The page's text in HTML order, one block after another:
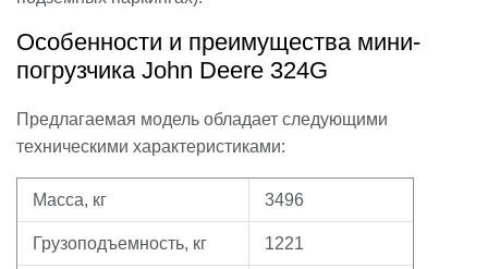
Особенности и преимущества мини-
погрузчика John Deere 324G
Предлагаемая модель обладает следующими
техническими характеристиками:
Масса, кг 3496
Грузоподъемность, кг 1221